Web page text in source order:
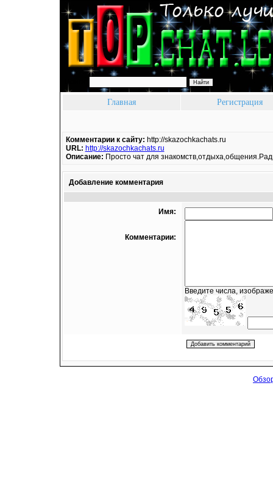
Главная Регистрация
Комментарии к сайту: http://skazochkachats.ru
URL: http://skazochkachats.ru
Описание: Просто чат для
Добавление комментария
Имя:
Комментарии:
Введите числа,